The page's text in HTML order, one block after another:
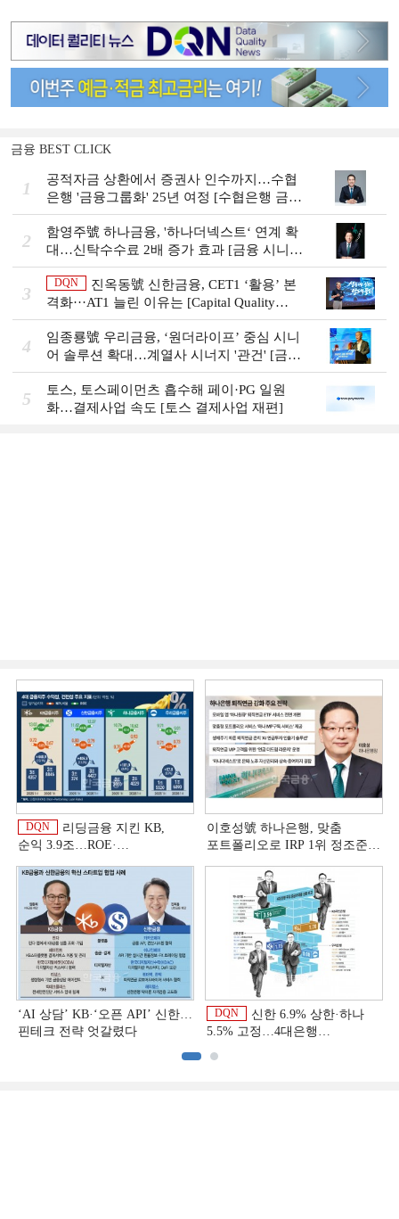
금융 BEST CLICK
1
공적자금 상환에서 증권사 인수까지…수협
은행 '금융그룹화' 25년 여정 [수협은행 금융
그룹의 꿈①]
2
함영주號 하나금융, '하나더넥스트‘ 연계 확
대…신탁수수료 2배 증가 효과 [금융 시니어
비즈니스 돋보기]
3
DQN
진옥동號 신한금융, CET1 ‘활용’ 본
격화···AT1 늘린 이유는 [Capital Quality
Review]
4
임종룡號 우리금융, ‘원더라이프’ 중심 시니
어 솔루션 확대…계열사 시너지 '관건' [금융
시니어 비즈니스 돋보기]
5
토스, 토스페이먼츠 흡수해 페이·PG 일원
화…결제사업 속도 [토스 결제사업 재편]
DQN
리딩금융 지킨 KB,
순익 3.9조…ROE·
상반기 금융 리그테이블]
이호성號 하나은행, 맞춤
포트폴리오로 IRP 1위 정조준
‘AI 상담’ KB·‘오픈 API’ 신한…
핀테크 전략 엇갈렸다
DQN
신한 6.9% 상한·하나
5.5% 고정…4대은행